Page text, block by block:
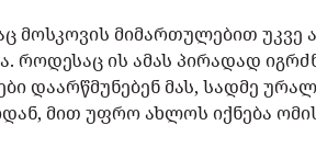
მოსკოვის მიმართულებით უკვე
როდესაც ის ამას პირადად
დაარწმუნებენ მას, სადმე
მით უფრო ახლოს იქნება